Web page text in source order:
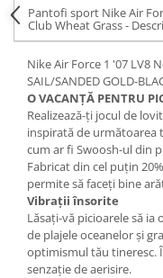
Pantofi sport Nike Air
Club Wheat Grass -
Nike Air Force 1 '07 LV8
SAIL/SANDED GOLD-
O VACANȚĂ PENTRU
Realizează-ți jocul de
inspirată de următoarea
cum ar fi Swoosh-ul din
Fabricat din cel puțin
permite să faceți bine
Vibrații însorite
Lăsați-vă picioarele să
de plajele oceanelor și
optimismul tău tineresc.
senzație de aerisire.